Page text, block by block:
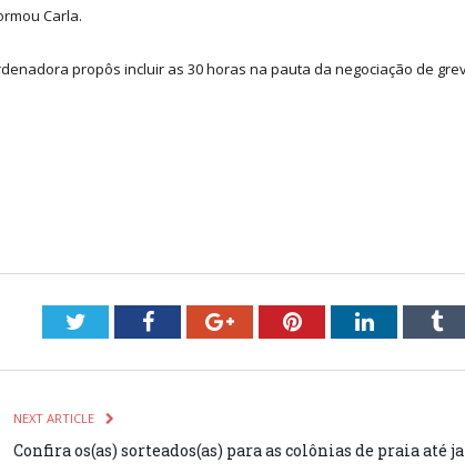
Carla.
propôs incluir as 30 horas na pauta da negociação de
TwitterFacebookGoogle+PinterestLinkedIn
NEXT ARTICLE
Confira os(as) sorteados(as) para as colônias de praia até